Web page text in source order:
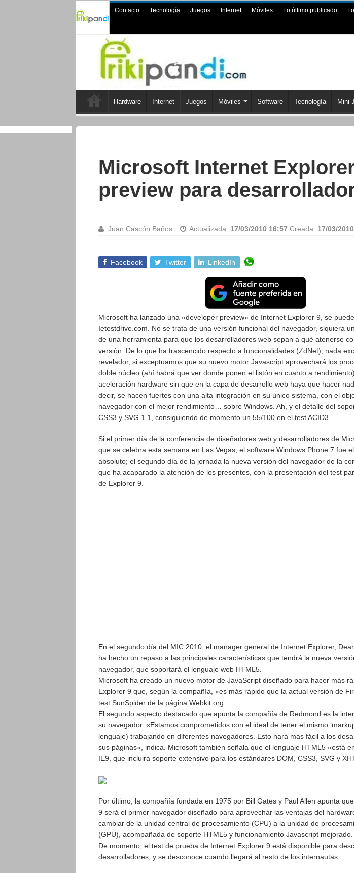
Contacto Tecnología Juegos Internet Móviles Lo último publicado
Hardware Internet Juegos Móviles Software Tecnología Mini
Microsoft Internet
preview para
Juan Cascón Baños Actualizada: 17/03/2010 16:57 Creada: 17/03/2010
Facebook Twitter LinkedIn
Microsoft ha lanzado una «developer preview» de Internet Explorer 9, se
Ietestdrive.com. No se trata de una versión funcional del navegador, siquiera
de una herramienta para que los desarrolladores web sepan a qué atenerse
versión. De lo que ha trascencido respecto a funcionalidades (ZdNet), nada
revelador, si exceptuamos que su nuevo motor Javascript aprovechará los
doble núcleo (ahí habrá que ver donde ponen el listón en cuanto a
aceleración hardware sin que en la capa de desarrollo web haya que hacer
decir, se hacen fuertes con una alta integración en su único sistema, con el
navegador con el mejor rendimiento… sobre Windows. Ah, y el detalle del
CSS3 y SVG 1.1, consiguiendo de momento un 55/100 en el test ACID3.
Si el primer día de la conferencia de diseñadores web y desarrolladores de
que se celebra esta semana en Las Vegas, el software Windows Phone 7 fue
absoluto; el segundo día de la jornada la nueva versión del navegador de la
que ha acaparado la atención de los presentes, con la presentación del test
de Explorer 9.
En el segundo día del MIC 2010, el manager general de Internet Explorer,
ha hecho un repaso a las principales características que tendrá la nueva
navegador, que soportará el lenguaje web HTML5.
Microsoft ha creado un nuevo motor de JavaScript diseñado para hacer más
Explorer 9 que, según la compañía, «es más rápido que la actual versión de
test SunSpider de la página Webkit.org.
El segundo aspecto destacado que apunta la compañía de Redmond es la
su navegador. «Estamos comprometidos con el ideal de tener el mismo
lenguaje) trabajando en diferentes navegadores. Esto hará más fácil a los
sus páginas», indica. Microsoft también señala que el lenguaje HTML5 «está
IE9, que incluirá soporte extensivo para los estándares DOM, CSS3, SVG y
Por último, la compañía fundada en 1975 por Bill Gates y Paul Allen apunta
9 será el primer navegador diseñado para aprovechar las ventajas del
cambiar de la unidad central de procesamiento (CPU) a la unidad de
(GPU), acompañada de soporte HTML5 y funcionamiento Javascript mejorado.
De momento, el test de prueba de Internet Explorer 9 está disponible para
desarrolladores, y se desconoce cuando llegará al resto de los internautas.